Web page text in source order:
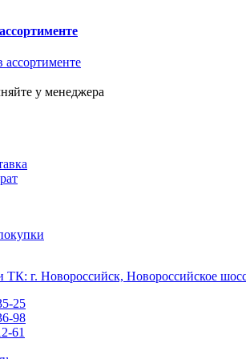
у менеджера
ТК: г. Новороссийск, Новороссийское
25
98
61